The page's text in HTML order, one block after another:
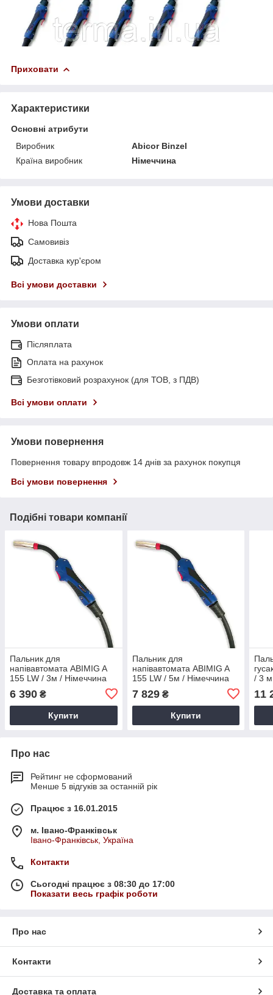
Приховати
Характеристики
Основні атрибути
Виробник
Abicor Binzel
Країна виробник
Німеччина
Умови доставки
Нова Пошта
Самовивіз
Доставка кур'єром
Всі умови доставки
Умови оплати
Післяплата
Оплата на рахунок
Безготівковий розрахунок (для ТОВ, з ПДВ)
Всі умови оплати
Умови повернення
Повернення товару впродовж 14 днів за рахунок покупця
Всі умови повернення
Подібні товари компанії
Пальник для
напівавтомата ABIMIG A
155 LW / 3м / Німеччина
6 390 ₴
Купити
Пальник для
напівавтомата ABIMIG A
155 LW / 5м / Німеччина
7 829₴
Купити
/ 3 м
11
Про нас
Рейтинг не сформований
Менше 5 відгуків за останній рік
Працює з 16.01.2015
м. Івано-Франківськ
Івано-Франківськ, Україна
Контакти
Сьогодні працює з 08:30 до 17:00
Показати весь графік роботи
Про нас
Контакти
Доставка та оплата